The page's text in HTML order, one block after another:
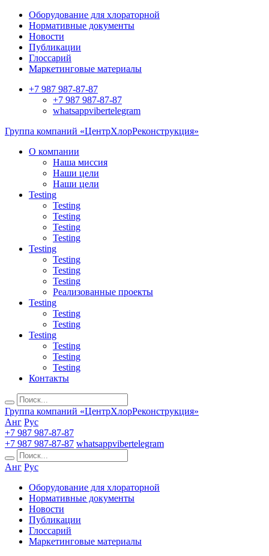
Оборудование для хлораторной
Нормативные документы
Новости
Публикации
Глоссарий
Маркетинговые материалы
+7 987 987-87-87
+7 987 987-87-87
whatsappvibertelegram
Группа компаний «ЦентрХлорРеконструкция»
О компании
Наша миссия
Наши цели
Наши цели
Testing
Testing
Testing
Testing
Testing
Testing
Testing
Testing
Testing
Реализованные проекты
Testing
Testing
Testing
Testing
Testing
Testing
Testing
Контакты
Группа компаний «ЦентрХлорРеконструкция»
Анг Рус
+7 987 987-87-87
+7 987 987-87-87 whatsappvibertelegram
Анг Рус
Оборудование для хлораторной
Нормативные документы
Новости
Публикации
Глоссарий
Маркетинговые материалы